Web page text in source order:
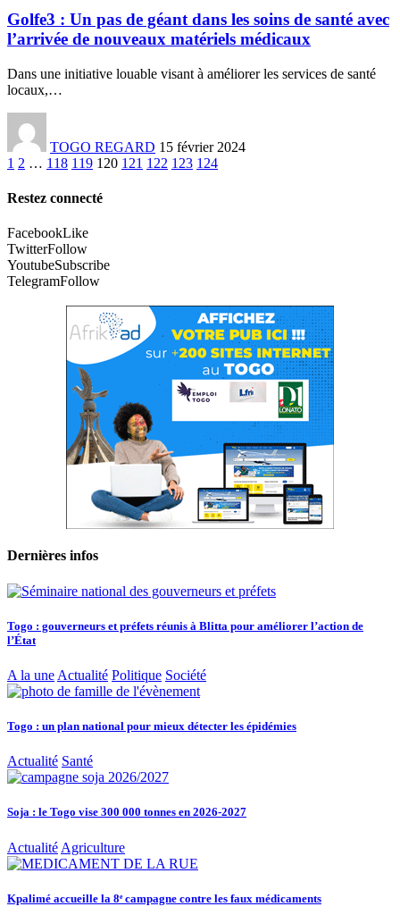
Golfe3 : Un pas de géant dans les soins de santé avec
l’arrivée de nouveaux matériels médicaux
Dans une initiative louable visant à améliorer les services de santé
locaux,…
TOGO REGARD 15 février 2024
1 2 … 118 119 120 121 122 123 124
Restez connecté
FacebookLike
TwitterFollow
YoutubeSubscribe
TelegramFollow
Dernières infos
Togo : gouverneurs et préfets réunis à Blitta pour améliorer l’action de
l’État
A la une Actualité Politique Société
Togo : un plan national pour mieux détecter les épidémies
Actualité Santé
Soja : le Togo vise 300 000 tonnes en 2026-2027
Actualité Agriculture
Kpalimé accueille la 8ᵉ campagne contre les faux médicaments